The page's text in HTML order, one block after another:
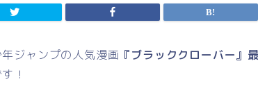
ジャンプの人気漫画 『ブラッククローバー』
！